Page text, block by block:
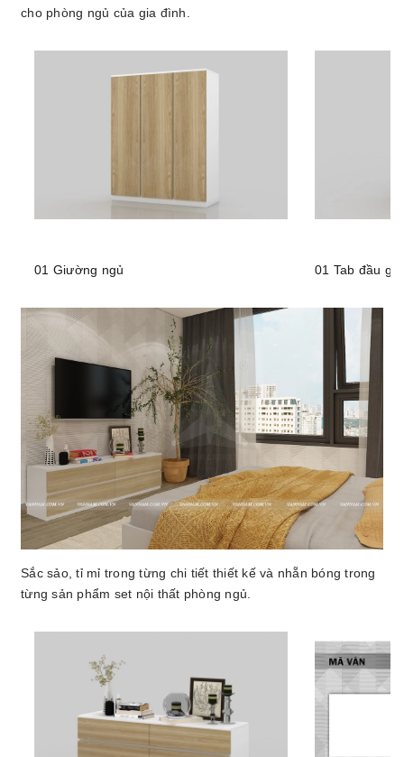
cho phòng ngủ của gia đình.
01 Giường ngủ 01 Tab đầu
Sắc sảo, tỉ mỉ trong từng chi tiết thiết kế và nhẵn bóng trong
từng sản phẩm set nội thất phòng ngủ.